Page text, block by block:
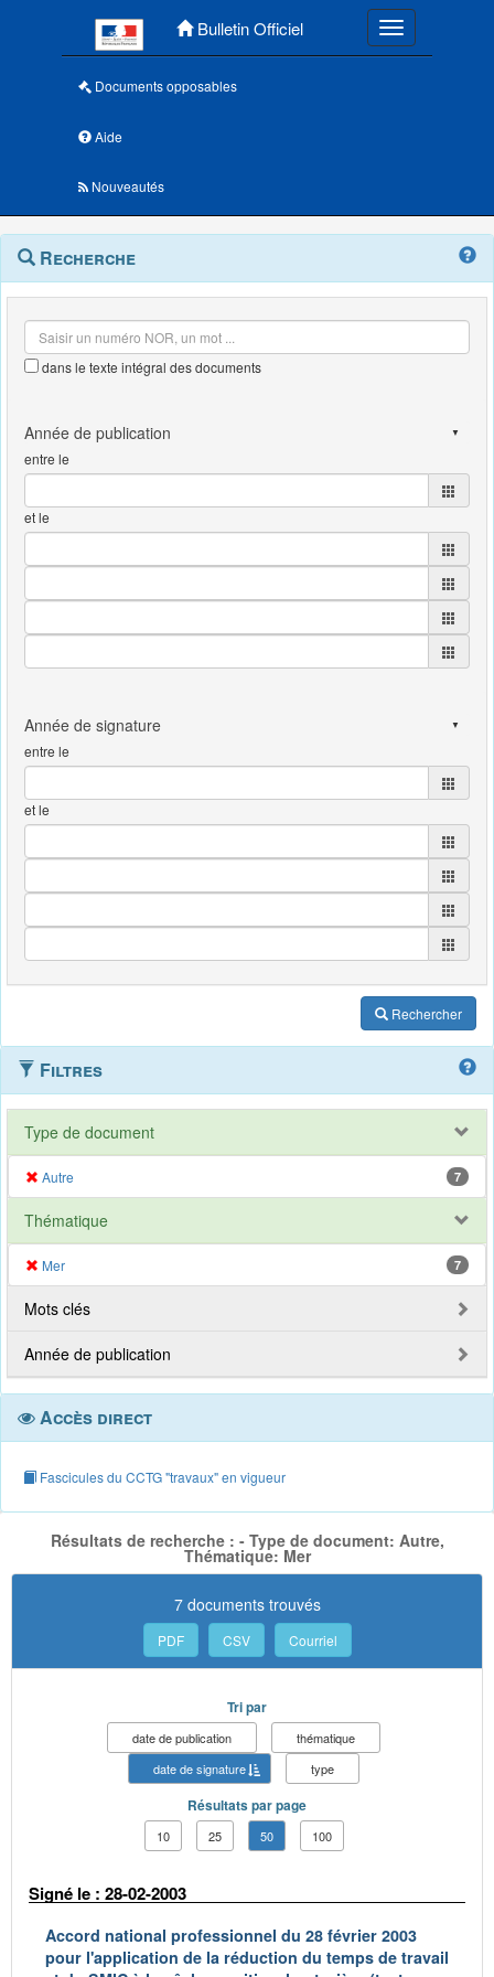
Bulletin Officiel Toggle
Documents opposables
Aide
Nouveautés
Navigation
outils
Menu
contextuel
Recherche
dans le texte intégral des documents
entre le
et le
entre le
et le
Rechercher
Filtres
Type de document
Autre 7
Thématique
Mer 7
Mots clés
Année de publication
Accès direct
Fascicules du CCTG "travaux" en vigueur
Résultats de recherche : - Type de document: Autre,
Thématique: Mer
7 documents trouvés
PDF CSV Courriel
Tri par
date de publication
thématique
date de signature
type
Résultats par page
10 25 50 100
Signé le : 28-02-2003
Accord national professionnel du 28 février 2003
pour l'application de la réduction du temps de travail